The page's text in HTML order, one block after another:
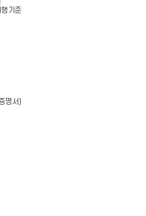
기준
명서)